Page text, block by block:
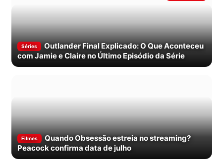
Séries
Outlander Final Explicado: O Que Aconteceu
com Jamie e Claire no Último Episódio da Série
Filmes
Quando Obsessão estreia no streaming?
Peacock confirma data de julho